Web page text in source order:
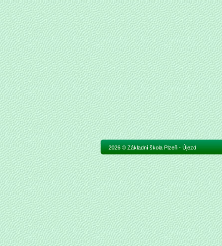
2026 © Základní škola Plzeň - Újezd